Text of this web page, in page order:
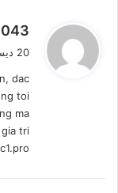
ي
ل
20 ديسمبر، 2024 الساعة 8:46 م
dac
toi
ma
tri